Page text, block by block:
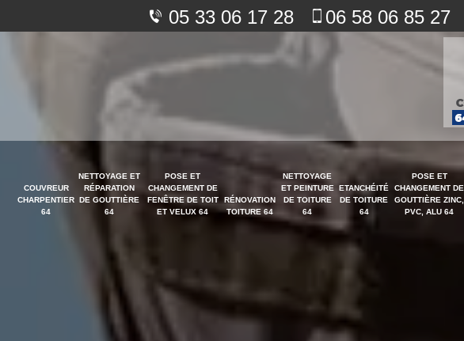
05 33 06 17 28 06 58 06 85 27
COUVREUR
CHARPENTIER
64
NETTOYAGE ET
RÉPARATION
DE GOUTTIÈRE
64
POSE ET
CHANGEMENT DE
FENÊTRE DE TOIT
ET VELUX 64
RÉNOVATION
TOITURE 64
NETTOYAGE
ET PEINTURE
DE TOITURE
64
ETANCHÉITÉ
DE TOITURE
64
POSE ET
CHANGEMENT DE
GOUTTIÈRE ZINC,
PVC, ALU 64